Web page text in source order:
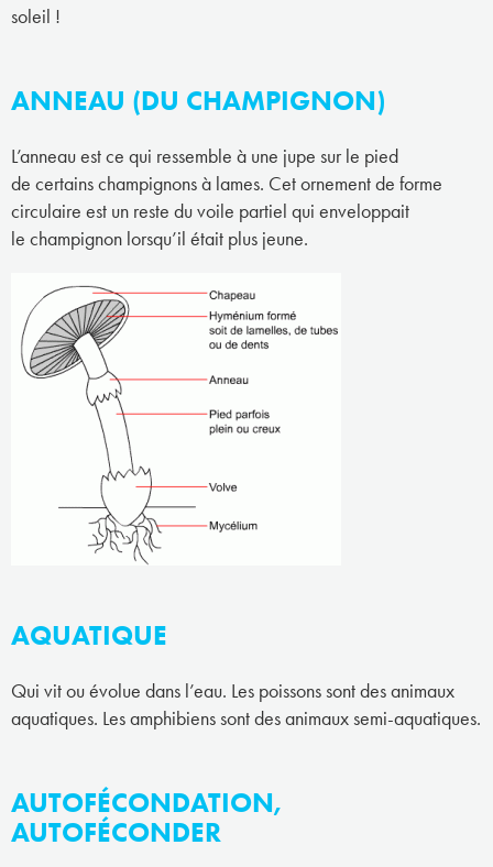
soleil !
ANNEAU (DU CHAMPIGNON)
L’anneau est ce qui ressemble à une jupe sur le pied
de certains champignons à lames. Cet ornement de forme
circulaire est un reste du voile partiel qui enveloppait
le champignon lorsqu’il était plus jeune.
AQUATIQUE
Qui vit ou évolue dans l’eau. Les poissons sont des animaux
aquatiques. Les amphibiens sont des animaux semi-aquatiques.
AUTOFÉCONDATION,
AUTOFÉCONDER